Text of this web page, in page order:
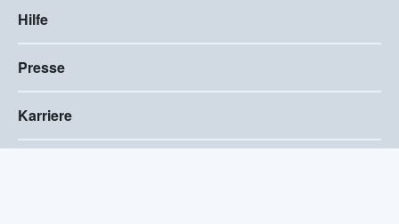
Hilfe
Presse
Karriere